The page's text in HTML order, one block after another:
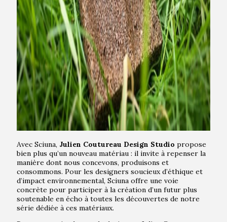
Avec Sciuna, Julien Coutureau Design Studio propose
bien plus qu’un nouveau matériau : il invite à repenser la
manière dont nous concevons, produisons et
consommons. Pour les designers soucieux d’éthique et
d’impact environnemental, Sciuna offre une voie
concrète pour participer à la création d’un futur plus
soutenable en écho à toutes les découvertes de notre
série dédiée à ces matériaux.